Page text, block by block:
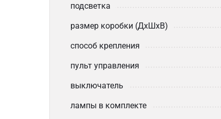
подсветка
размер коробки (ДхШхВ)
способ крепления
пульт управления
выключатель
лампы в комплекте